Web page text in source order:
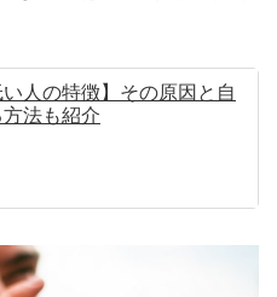
い人の特徴】その原因と自
法も紹介